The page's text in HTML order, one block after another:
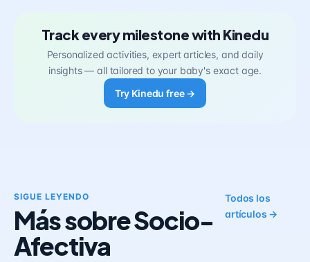
Track every milestone with Kinedu
Personalized activities, expert articles, and daily
insights — all tailored to your baby's exact age.
Try Kinedu free →
SIGUE LEYENDO
Más sobre Socio-
Afectiva
Todos los
artículos →